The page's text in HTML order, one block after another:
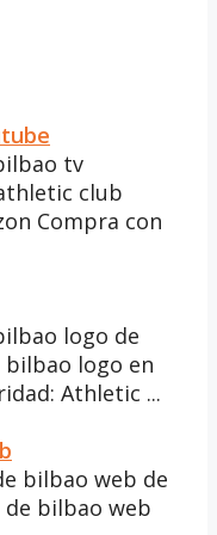
tv
club
Compra con
logo de
bilbao logo en
Athletic ...
bilbao web de
bilbao web